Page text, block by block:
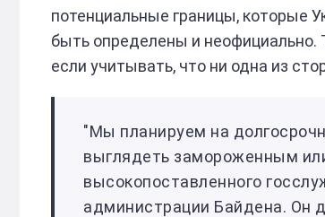
потенциальные границы, которые
быть определены и
если учитывать, что ни одна из
"Мы планируем на
выглядеть замороженным
высокопоставленного
администрации Байдена. Он